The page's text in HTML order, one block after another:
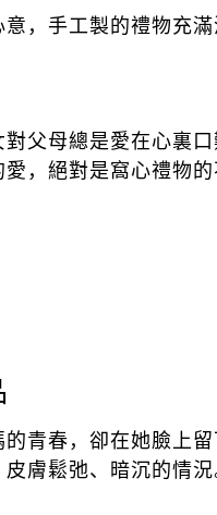
，手工製的禮物充
父母總是愛在心裏
，絕對是窩心禮物的
青春，卻在她臉上
膚鬆弛、暗沉的情